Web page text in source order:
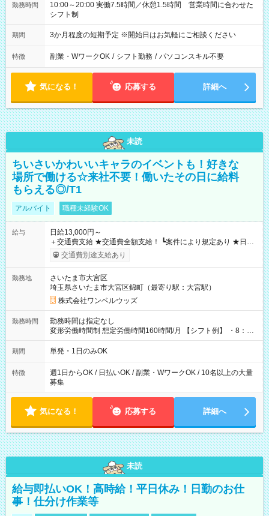
勤務時間
10:00～20:00 実働7.5時間／休憩1.5時間 営業時間に合わせた
シフト制
期間 3か月程度の短期予定 ※開始日はお気軽にご相談ください
特徴 副業・WワークOK / シフト勤務 / パソコンスキル不要
気になる！ 応募する 詳細へ
未読
ちいさいかわいいキャラのイベントも！好きな
場所で働ける☆来社不要！働いたその日に給料
もらえる◎/T1
アルバイト 職種未経験OK
給与
日給13,000円～
＋交通費支給 ★交通費全額支給！ ┗案件により規定あり ★日払
いOK！（規定あり） ┗働いたその日に現金GET♪ お仕事後はコ
ンビニATMから 日払い分を引き落とせます！ 【試用期間】試
交通費別途支給あり
勤務地
さいたま市大宮区
埼玉県さいたま市大宮区錦町（最寄り駅：大宮駅）
株式会社ワンベルウッズ
勤務時間
勤務時間は指定なし
変形労働時間制 想定労働時間160時間/月 【シフト例】 ・8：00
～21：00
期間 単発・1日のみOK
特徴
週1日からOK / 日払いOK / 副業・WワークOK / 10名以上の大量
募集
気になる！ 応募する 詳細へ
未読
給与即払いOK！高時給！平日休み！日勤のお仕
事！仕分け作業等